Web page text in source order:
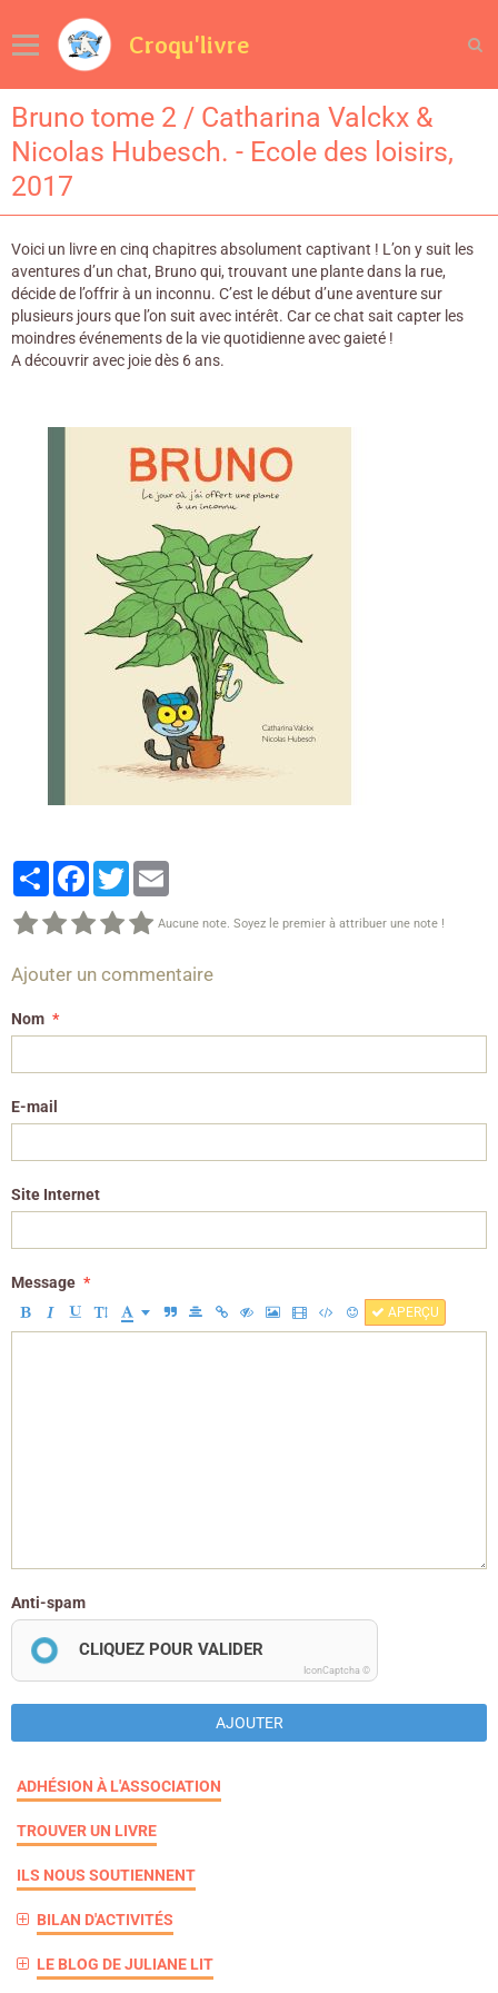
Croqu'livre
Bruno tome 2 / Catharina Valckx &
Nicolas Hubesch. - Ecole des loisirs,
2017
Voici un livre en cinq chapitres absolument captivant ! L’on y suit les
aventures d’un chat, Bruno qui, trouvant une plante dans la rue,
décide de l’offrir à un inconnu. C’est le début d’une aventure sur
plusieurs jours que l’on suit avec intérêt. Car ce chat sait capter les
moindres événements de la vie quotidienne avec gaieté !
A découvrir avec joie dès 6 ans.
PartagerFacebook
Twitter
Aucune note. Soyez le premier à attribuer une note !
Ajouter un commentaire
Nom
E-mail
Site Internet
Message
APERÇU
Anti-spam
CLIQUEZ POUR VALIDER
IconCaptcha ©
AJOUTER
ADHÉSION À L'ASSOCIATION
TROUVER UN LIVRE
ILS NOUS SOUTIENNENT
BILAN D'ACTIVITÉS
LE BLOG DE JULIANE LIT